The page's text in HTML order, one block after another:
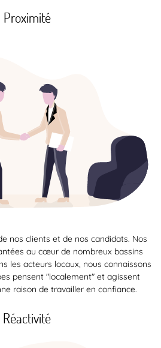
Proximité
nos clients et de nos candidats. Nos
au cœur de nombreux bassins
les acteurs locaux, nous connaissons
pensent "localement" et agissent
raison de travailler en confiance.
Réactivité